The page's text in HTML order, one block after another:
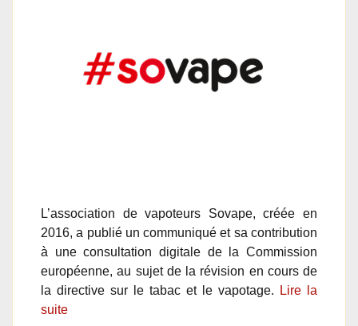
L’association de vapoteurs Sovape, créée en
2016, a publié un communiqué et sa contribution
à une consultation digitale de la Commission
européenne, au sujet de la révision en cours de
la directive sur le tabac et le vapotage.
Lire la
suite